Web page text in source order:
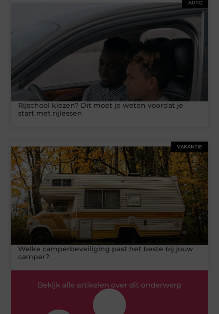
AUTO
Rijschool kiezen? Dit moet je weten voordat je
start met rijlessen
VAKANTIE
Welke camperbeveiliging past het beste bij jouw
camper?
Bekijk alle artikelen over dit onderwerp